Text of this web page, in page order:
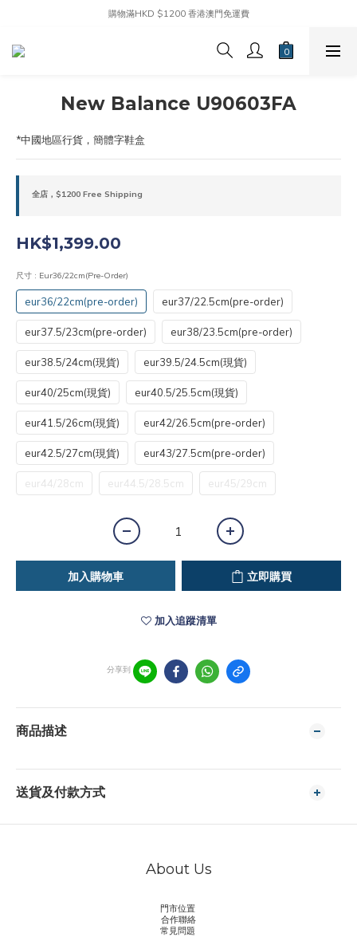
購物滿HKD $1200 香港澳門免運費
New Balance U90603FA
*中國地區行貨，簡體字鞋盒
全店，$1200 Free Shipping
HK$1,399.00
尺寸 : Eur36/22cm(pre-Order)
eur36/22cm(pre-order) eur37/22.5cm(pre-order)
eur37.5/23cm(pre-order) eur38/23.5cm(pre-order)
eur38.5/24cm(現貨) eur39.5/24.5cm(現貨)
eur40/25cm(現貨) eur40.5/25.5cm(現貨)
eur41.5/26cm(現貨) eur42/26.5cm(pre-order)
eur42.5/27cm(現貨) eur43/27.5cm(pre-order)
eur44/28cm eur44.5/28.5cm eur45/29cm
加入購物車 立即購買
加入追蹤清單
分享到
商品描述
送貨及付款方式
About Us
門市位置
合作聯絡
常見問題